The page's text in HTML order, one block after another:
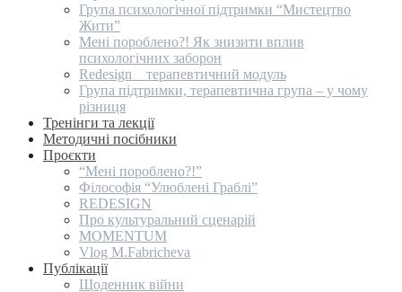
Група психологічної підтримки “Мистецтво
Жити”
Мені пороблено?! Як знизити вплив
психологічних заборон
Redesign _ терапевтичний модуль
Група підтримки, терапевтична група – у чому
різниця
Тренінги та лекції
Методичні посібники
Проєкти
“Мені пороблено?!”
Філософія “Улюблені Граблі”
REDESIGN
Про культуральний сценарій
MOMENTUM
Vlog M.Fabricheva
Публікації
Щоденник війни